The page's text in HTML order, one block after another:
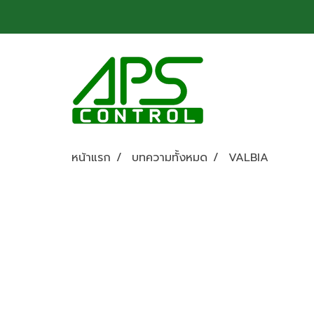
หน้าแรก บทความทั้งหมด VALBIA